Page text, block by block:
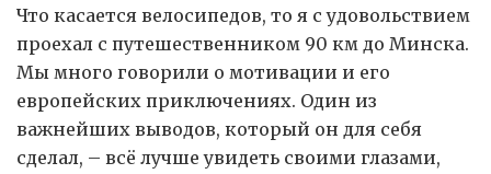
Что касается велосипедов, то я с удовольствием
проехал с путешественником 90 км до Минска.
Мы много говорили о мотивации и его
европейских приключениях. Один из
важнейших выводов, который он для себя
сделал, – всё лучше увидеть своими глазами,